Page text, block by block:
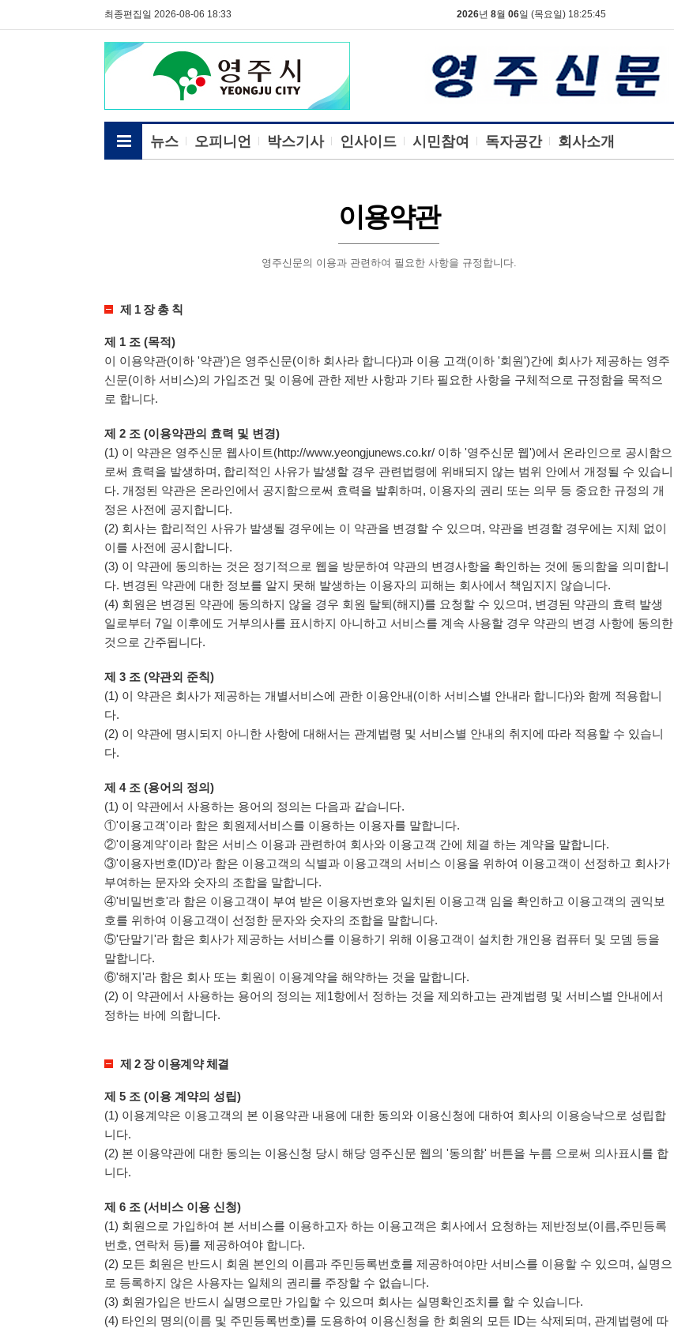
최종편집일 2026-08-06 18:33 2026년 8월 06일 (목요일) 18:25:46
뉴스 오피니언 박스기사 인사이드 시민참여 독자공간 회사소개
전체메뉴보기
이용약관
영주신문의 이용과 관련하여 필요한 사항을 규정합니다.
제 1 장 총 칙
제 1 조 (목적)
이 이용약관(이하 '약관')은 영주신문(이하 회사라 합니다)과 이용 고객(이하 '회원')간에 회사가 제공하는 영주
신문(이하 서비스)의 가입조건 및 이용에 관한 제반 사항과 기타 필요한 사항을 구체적으로 규정함을 목적으
로 합니다.
제 2 조 (이용약관의 효력 및 변경)
(1) 이 약관은 영주신문 웹사이트(http://www.yeongjunews.co.kr/ 이하 '영주신문 웹')에서 온라인으로 공시함으
로써 효력을 발생하며, 합리적인 사유가 발생할 경우 관련법령에 위배되지 않는 범위 안에서 개정될 수 있습니
다. 개정된 약관은 온라인에서 공지함으로써 효력을 발휘하며, 이용자의 권리 또는 의무 등 중요한 규정의 개
정은 사전에 공지합니다.
(2) 회사는 합리적인 사유가 발생될 경우에는 이 약관을 변경할 수 있으며, 약관을 변경할 경우에는 지체 없이
이를 사전에 공시합니다.
(3) 이 약관에 동의하는 것은 정기적으로 웹을 방문하여 약관의 변경사항을 확인하는 것에 동의함을 의미합니
다. 변경된 약관에 대한 정보를 알지 못해 발생하는 이용자의 피해는 회사에서 책임지지 않습니다.
(4) 회원은 변경된 약관에 동의하지 않을 경우 회원 탈퇴(해지)를 요청할 수 있으며, 변경된 약관의 효력 발생
일로부터 7일 이후에도 거부의사를 표시하지 아니하고 서비스를 계속 사용할 경우 약관의 변경 사항에 동의한
것으로 간주됩니다.
제 3 조 (약관외 준칙)
(1) 이 약관은 회사가 제공하는 개별서비스에 관한 이용안내(이하 서비스별 안내라 합니다)와 함께 적용합니
다.
(2) 이 약관에 명시되지 아니한 사항에 대해서는 관계법령 및 서비스별 안내의 취지에 따라 적용할 수 있습니
다.
제 4 조 (용어의 정의)
(1) 이 약관에서 사용하는 용어의 정의는 다음과 같습니다.
①'이용고객'이라 함은 회원제서비스를 이용하는 이용자를 말합니다.
②'이용계약'이라 함은 서비스 이용과 관련하여 회사와 이용고객 간에 체결 하는 계약을 말합니다.
③'이용자번호(ID)'라 함은 이용고객의 식별과 이용고객의 서비스 이용을 위하여 이용고객이 선정하고 회사가
부여하는 문자와 숫자의 조합을 말합니다.
④'비밀번호'라 함은 이용고객이 부여 받은 이용자번호와 일치된 이용고객 임을 확인하고 이용고객의 권익보
호를 위하여 이용고객이 선정한 문자와 숫자의 조합을 말합니다.
⑤'단말기'라 함은 회사가 제공하는 서비스를 이용하기 위해 이용고객이 설치한 개인용 컴퓨터 및 모뎀 등을
말합니다.
⑥'해지'라 함은 회사 또는 회원이 이용계약을 해약하는 것을 말합니다.
(2) 이 약관에서 사용하는 용어의 정의는 제1항에서 정하는 것을 제외하고는 관계법령 및 서비스별 안내에서
정하는 바에 의합니다.
제 2 장 이용계약 체결
제 5 조 (이용 계약의 성립)
(1) 이용계약은 이용고객의 본 이용약관 내용에 대한 동의와 이용신청에 대하여 회사의 이용승낙으로 성립합
니다.
(2) 본 이용약관에 대한 동의는 이용신청 당시 해당 영주신문 웹의 '동의함' 버튼을 누름 으로써 의사표시를 합
니다.
제 6 조 (서비스 이용 신청)
(1) 회원으로 가입하여 본 서비스를 이용하고자 하는 이용고객은 회사에서 요청하는 제반정보(이름,주민등록
번호, 연락처 등)를 제공하여야 합니다.
(2) 모든 회원은 반드시 회원 본인의 이름과 주민등록번호를 제공하여야만 서비스를 이용할 수 있으며, 실명으
로 등록하지 않은 사용자는 일체의 권리를 주장할 수 없습니다.
(3) 회원가입은 반드시 실명으로만 가입할 수 있으며 회사는 실명확인조치를 할 수 있습니다.
(4) 타인의 명의(이름 및 주민등록번호)를 도용하여 이용신청을 한 회원의 모든 ID는 삭제되며, 관계법령에 따